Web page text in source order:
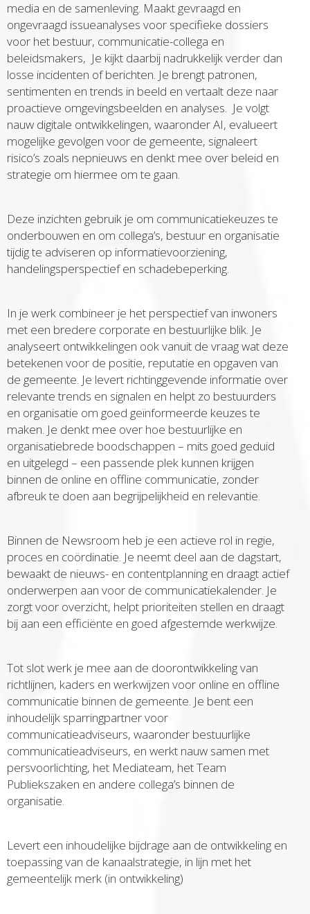
media en de samenleving. Maakt gevraagd en
ongevraagd issueanalyses voor specifieke dossiers
voor het bestuur, communicatie-collega en
beleidsmakers, Je kijkt daarbij nadrukkelijk verder dan
losse incidenten of berichten. Je brengt patronen,
sentimenten en trends in beeld en vertaalt deze naar
proactieve omgevingsbeelden en analyses. Je volgt
nauw digitale ontwikkelingen, waaronder AI, evalueert
mogelijke gevolgen voor de gemeente, signaleert
risico’s zoals nepnieuws en denkt mee over beleid en
strategie om hiermee om te gaan.
Deze inzichten gebruik je om communicatiekeuzes te
onderbouwen en om collega’s, bestuur en organisatie
tijdig te adviseren op informatievoorziening,
handelingsperspectief en schadebeperking.
In je werk combineer je het perspectief van inwoners
met een bredere corporate en bestuurlijke blik. Je
analyseert ontwikkelingen ook vanuit de vraag wat deze
betekenen voor de positie, reputatie en opgaven van
de gemeente. Je levert richtinggevende informatie over
relevante trends en signalen en helpt zo bestuurders
en organisatie om goed geïnformeerde keuzes te
maken. Je denkt mee over hoe bestuurlijke en
organisatiebrede boodschappen – mits goed geduid
en uitgelegd – een passende plek kunnen krijgen
binnen de online en offline communicatie, zonder
afbreuk te doen aan begrijpelijkheid en relevantie.
Binnen de Newsroom heb je een actieve rol in regie,
proces en coördinatie. Je neemt deel aan de dagstart,
bewaakt de nieuws- en contentplanning en draagt actief
onderwerpen aan voor de communicatiekalender. Je
zorgt voor overzicht, helpt prioriteiten stellen en draagt
bij aan een efficiënte en goed afgestemde werkwijze.
Tot slot werk je mee aan de doorontwikkeling van
richtlijnen, kaders en werkwijzen voor online en offline
communicatie binnen de gemeente. Je bent een
inhoudelijk sparringpartner voor
communicatieadviseurs, waaronder bestuurlijke
communicatieadviseurs, en werkt nauw samen met
persvoorlichting, het Mediateam, het Team
Publiekszaken en andere collega’s binnen de
organisatie.
Levert een inhoudelijke bijdrage aan de ontwikkeling en
toepassing van de kanaalstrategie, in lijn met het
gemeentelijk merk (in ontwikkeling)